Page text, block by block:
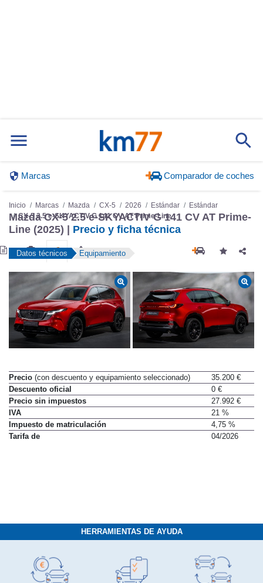
Marcas Comparador de coches
Inicio Marcas Mazda CX-5 2026 Estándar
Estándar
CX-5 2.5 e-SKYACTIV G 141 CV AT Prime-Line
Mazda CX-5 2.5 e-SKYACTIV G 141 CV AT Prime-
Line (2025) | Precio y ficha técnica
Datos técnicos Equipamiento
Precio (con descuento y equipamiento seleccionado)
35.200 €
Descuento oficial
0 €
Precio sin impuestos
27.992 €
IVA
21 %
Impuesto de matriculación
4,75 %
Tarifa de
04/2026
HERRAMIENTAS DE AYUDA